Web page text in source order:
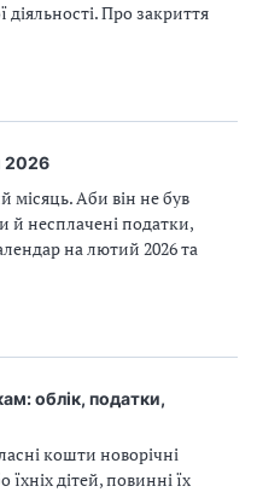
Про закриття
2026
місяць. Аби він не був
й несплачені податки,
на лютий 2026 та
облік, податки,
кошти новорічні
дітей, повинні їх